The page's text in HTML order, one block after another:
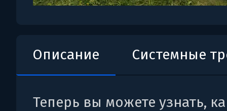
Описание Системные
Теперь вы можете узнать,